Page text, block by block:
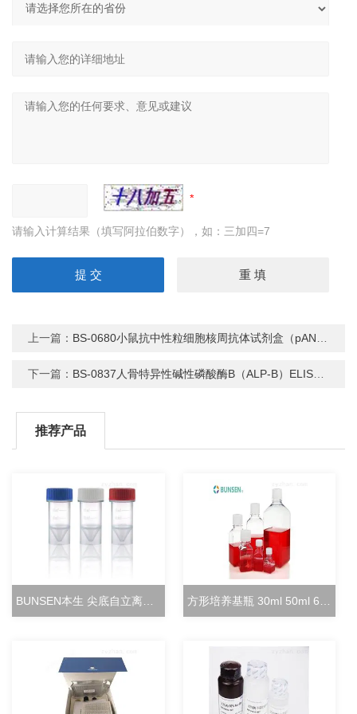
请输入计算结果（填写阿拉伯数字），如：三加四=7
上一篇： BS-0680小鼠抗中性粒细胞核周抗体试剂盒（pANCA）
下一篇： BS-0837人骨特异性碱性磷酸酶B（ALP-B）ELISA试剂盒
推荐产品